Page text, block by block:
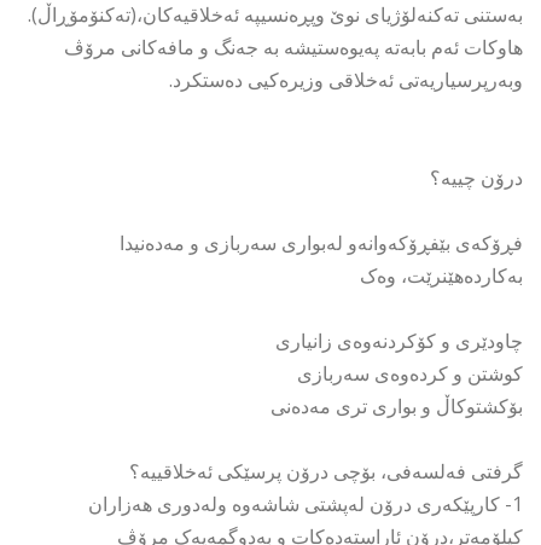
بەستنی تەکنەلۆژیای نوێ وپڕەنسیپە ئەخلاقیەکان،(تەکنۆمۆڕاڵ).
هاوکات ئەم بابەتە پەیوەستیشە بە جەنگ و مافەکانی مرۆڤ
وبەرپرسیاریەتی ئەخلاقی وزیرەکیی دەستکرد.
درۆن چییە؟
فڕۆکەی بێفڕۆکەوانەو لەبواری سەربازی و مەدەنیدا
بەکاردەهێنرێت، وەک
چاودێری و کۆکردنەوەی زانیاری
کوشتن و کردەوەی سەربازی
بۆکشتوکاڵ و بواری تری مەدەنی
گرفتی فەلسەفی، بۆچی درۆن پرسێکی ئەخلاقییە؟
1- کارپێکەری درۆن لەپشتی شاشەوە ولەدوری هەزاران
کیلۆمەتر،درۆن ئاراستەدەکات و بەدوگمەیەک مرۆڤ